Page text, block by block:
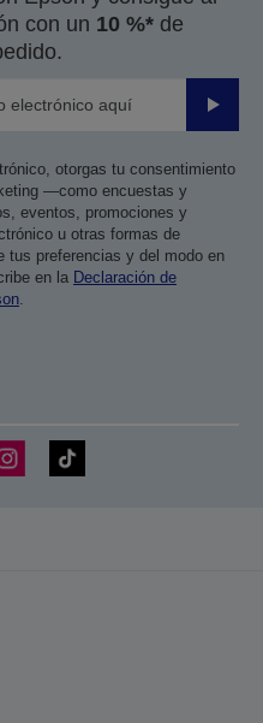
con un 10 %* de
Enviar
otorgas tu consentimiento
—como encuestas y
eventos, promociones y
u otras formas de
tus preferencias y del modo en
en la Declaración de
.